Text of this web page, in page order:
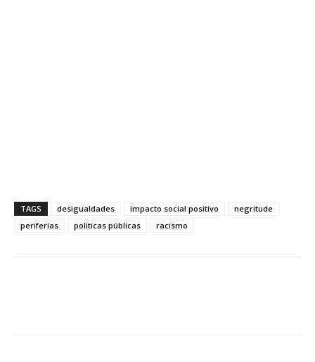
TAGS desigualdades impacto social positivo
negritude
periferias
politicas públicas racismo